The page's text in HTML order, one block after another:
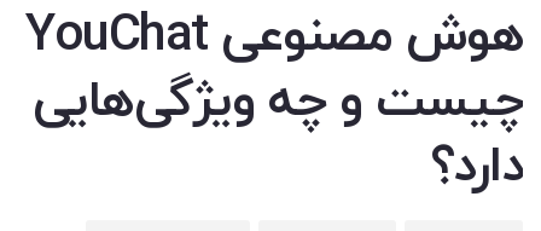
هوش مصنوعی YouChat
چیست و چه ویژگی‌هایی
دارد؟